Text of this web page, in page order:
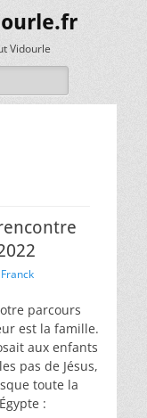
Vidourle
Franck
parcours
est la famille.
aux enfants
pas de Jésus,
toute la
: